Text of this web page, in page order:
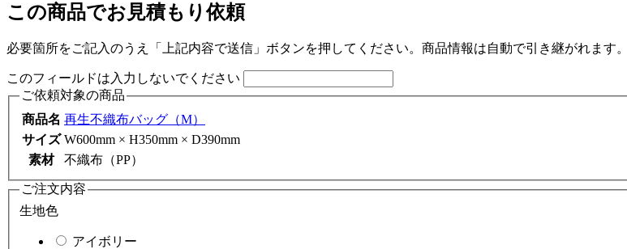
この商品でお見積もり依頼
必要箇所をご記入のうえ「上記内容で送信」ボタンを押してください。商品情報は自動で引き継がれます。
このフィールドは入力しないでください
ご依頼対象の商品
商品名 再生不織布バッグ（M）
サイズ W600mm × H350mm × D390mm
素材
不織布（PP）
ご注文内容
生地色
アイボリー